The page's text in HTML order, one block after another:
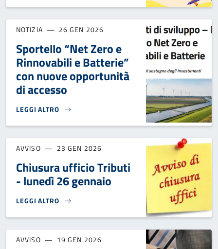
NOTIZIA 26 GEN 2026
Sportello “Net Zero e
Rinnovabili e Batterie”
con nuove opportunità
di accesso
LEGGI ALTRO
SPORTELLO “NET ZERO E RINNOVABILI E BATTERIE” CON
AVVISO 23 GEN 2026
Chiusura ufficio Tributi
- lunedì 26 gennaio
LEGGI ALTRO
CHIUSURA UFFICIO TRIBUTI - LUNEDÌ 26 GENNAIO}
AVVISO 19 GEN 2026